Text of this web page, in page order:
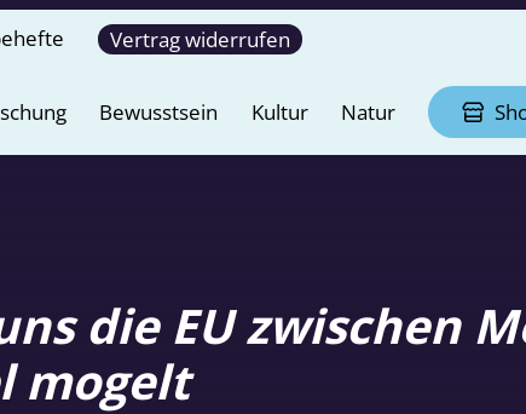
Vertrag widerrufen
Bewusstsein Kultur Natur
die EU zwischen
mogelt